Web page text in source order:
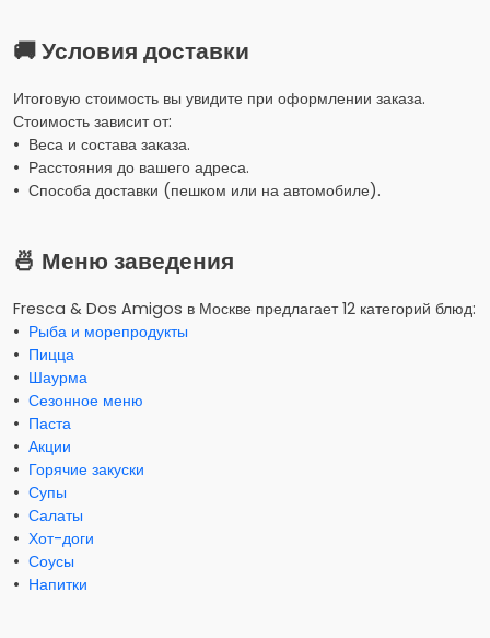
🚚 Условия доставки
Итоговую стоимость вы увидите при оформлении заказа.
Стоимость зависит от:
• Веса и состава заказа.
• Расстояния до вашего адреса.
• Способа доставки (пешком или на автомобиле).
🍜 Меню заведения
Fresca & Dos Amigos в Москве предлагает 12 категорий блюд:
• Рыба и морепродукты
• Пицца
• Шаурма
• Сезонное меню
• Паста
• Акции
• Горячие закуски
• Супы
• Салаты
• Хот-доги
• Соусы
• Напитки